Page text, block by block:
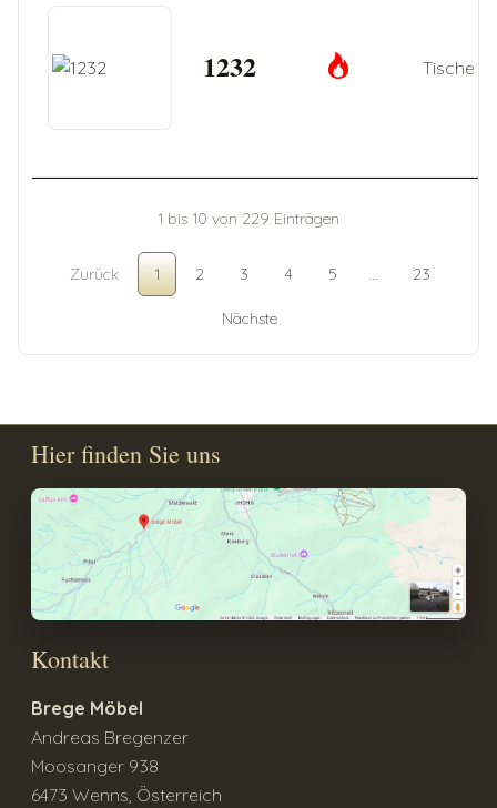
1232 Tische
1 bis 10 von 229 Einträgen
Zurück 1 2 3 4 5 … 23
Nächste
Hier finden Sie uns
Kontakt
Brege Möbel
Andreas Bregenzer
Moosanger 938
6473 Wenns, Österreich